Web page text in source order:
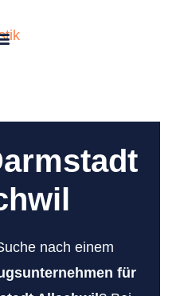
nach einem
für